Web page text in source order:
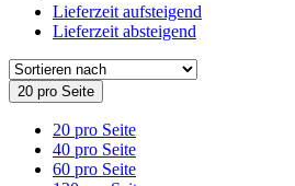
Lieferzeit aufsteigend
Lieferzeit absteigend
20 pro Seite
20 pro Seite
40 pro Seite
60 pro Seite